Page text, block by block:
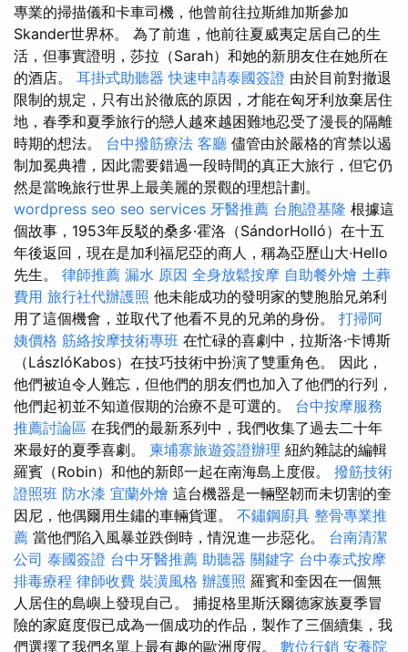
專業的掃描儀和卡車司機，他曾前往拉斯維加斯參加
Skander世界杯。 為了前進，他前往夏威夷定居自己的生
活，但事實證明，莎拉（Sarah）和她的新朋友住在她所在
的酒店。 耳掛式助聽器 快速申請泰國簽證 由於目前對撤退
限制的規定，只有出於徹底的原因，才能在匈牙利放棄居住
地，春季和夏季旅行的戀人越來越困難地忍受了漫長的隔離
時期的想法。 台中撥筋療法 客廳 儘管由於嚴格的宵禁以遏
制加冕典禮，因此需要錯過一段時間的真正大旅行，但它仍
然是當晚旅行世界上最美麗的景觀的理想計劃。
wordpress seo seo services 牙醫推薦 台胞證基隆 根據這
個故事，1953年反駁的桑多·霍洛（SándorHolló）在十五
年後返回，現在是加利福尼亞的商人，稱為亞歷山大·Hello
先生。 律師推薦 漏水 原因 全身放鬆按摩 自助餐外燴 土葬
費用 旅行社代辦護照 他未能成功的發明家的雙胞胎兄弟利
用了這個機會，並取代了他看不見的兄弟的身份。 打掃阿
姨價格 筋絡按摩技術專班 在忙碌的喜劇中，拉斯洛·卡博斯
（LászlóKabos）在技巧技術中扮演了雙重角色。 因此，
他們被迫令人難忘，但他們的朋友們也加入了他們的行列，
他們起初並不知道假期的治療不是可選的。 台中按摩服務
推薦討論區 在我們的最新系列中，我們收集了過去二十年
來最好的夏季喜劇。 柬埔寨旅遊簽證辦理 紐約雜誌的編輯
羅賓（Robin）和他的新郎一起在南海島上度假。 撥筋技術
證照班 防水漆 宜蘭外燴 這台機器是一輛堅韌而未切割的奎
因尼，他偶爾用生鏽的車輛貨運。 不鏽鋼廚具 整骨專業推
薦 當他們陷入風暴並跌倒時，情況進一步惡化。 台南清潔
公司 泰國簽證 台中牙醫推薦 助聽器 關鍵字 台中泰式按摩
排毒療程 律師收費 裝潢風格 辦護照 羅賓和奎因在一個無
人居住的島嶼上發現自己。 捕捉格里斯沃爾德家族夏季冒
險的家庭度假已成為一個成功的作品，製作了三個續集，我
們選擇了我們名單上最有趣的歐洲度假。 數位行銷 安養院